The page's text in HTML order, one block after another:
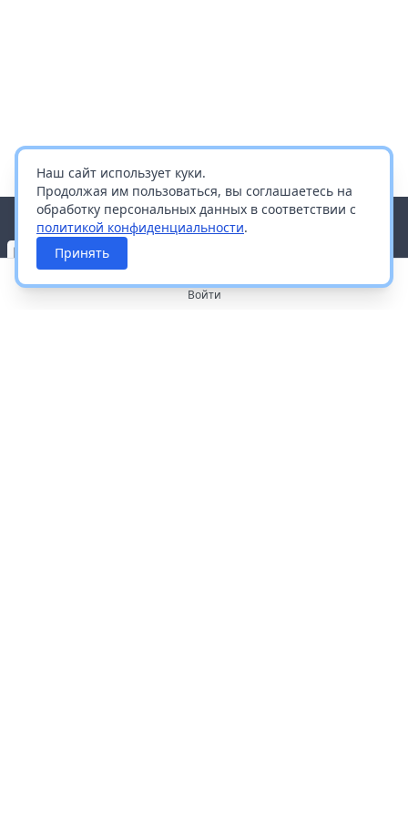
Наш сайт использует куки.
Продолжая им пользоваться, вы соглашаетесь на
обработку персональных данных в соответствии с
политикой конфиденциальности.
Принять
Войти